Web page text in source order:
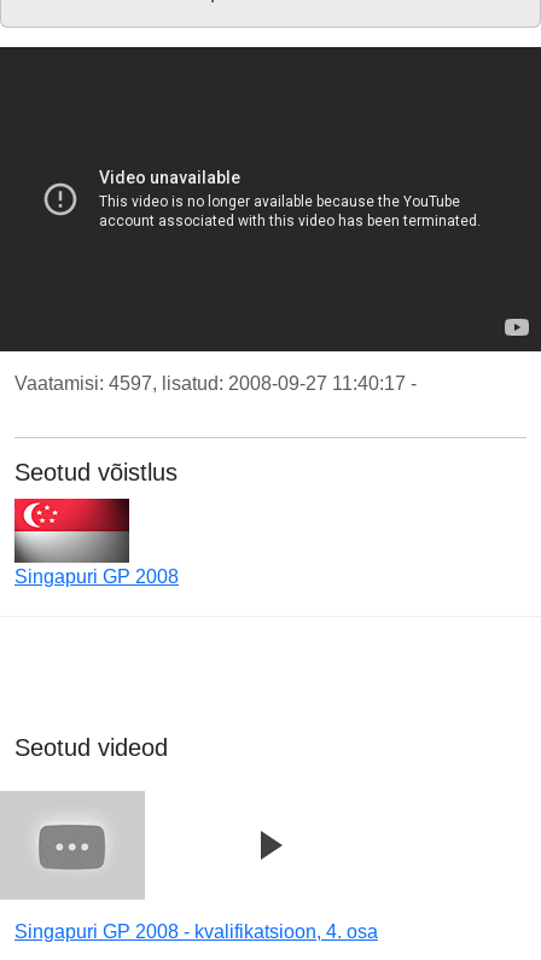
Vaatamisi: 4597, lisatud: 2008-09-27 11:40:17 -
Seotud võistlus
Singapuri GP 2008
Seotud videod
Singapuri GP 2008 - kvalifikatsioon, 4. osa